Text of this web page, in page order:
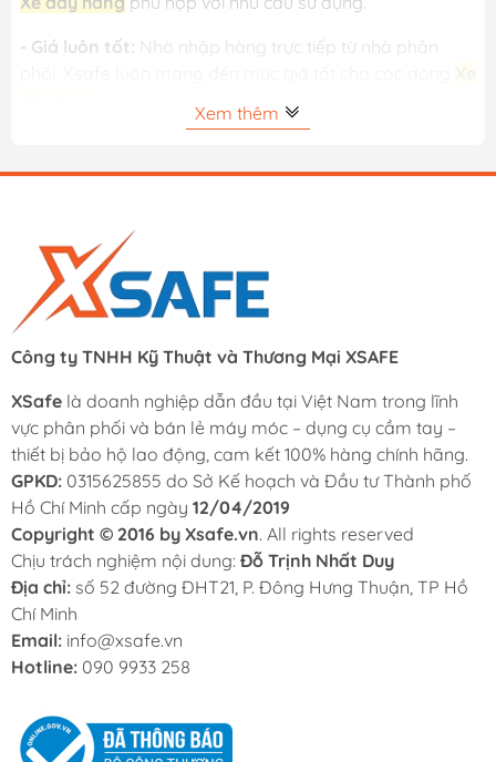
- Giá luôn tốt: Nhờ nhập hàng trực tiếp từ nhà phân
tâm mua sắm với chính sách đổi trả linh hoạt và hỗ trợ
- Giao hàng nhanh:
TP.HCM và giao hàng toàn quốc.
Xem thêm
Công ty TNHH Kỹ Thuật và Thương Mại XSAFE
XSafe là doanh nghiệp dẫn đầu tại Việt Nam trong lĩnh
vực phân phối và bán lẻ máy móc – dụng cụ cầm tay –
thiết bị bảo hộ lao động, cam kết 100% hàng chính hãng.
GPKD: 0315625855 do Sở Kế hoạch và Đầu tư Thành phố
Hồ Chí Minh cấp ngày 12/04/2019
Copyright © 2016 by Xsafe.vn. All rights reserved
Chịu trách nghiệm nội dung: Đỗ Trịnh Nhất Duy
Địa chỉ: số 52 đường ĐHT21, P. Đông Hưng Thuận, TP Hồ
Chí Minh
Email: info@xsafe.vn
Hotline: 090 9933 258